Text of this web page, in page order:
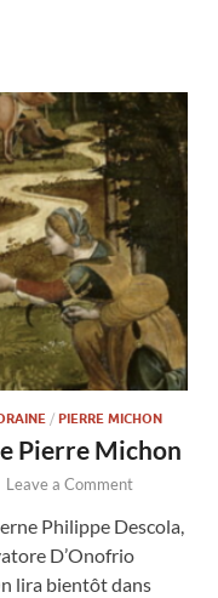
/ PIERRE MICHON
Pierre Michon
Leave a Comment
Philippe Descola,
D’Onofrio
lira bientôt dans